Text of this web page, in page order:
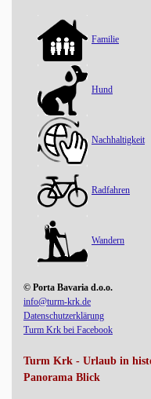
Familie
Hund
Nachhaltigkeit
Radfahren
Wandern
© Porta Bavaria d.o.o.
info@turm-krk.de
Datenschutzerklärung
Turm Krk bei Facebook
Turm Krk - Urlaub in
Panorama Blick